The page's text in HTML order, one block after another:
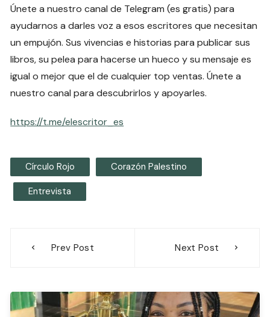
Únete a nuestro canal de Telegram (es gratis) para
ayudarnos a darles voz a esos escritores que necesitan
un empujón. Sus vivencias e historias para publicar sus
libros, su pelea para hacerse un hueco y su mensaje es
igual o mejor que el de cualquier top ventas. Únete a
nuestro canal para descubrirlos y apoyarles.
https://t.me/elescritor_es
Círculo Rojo Corazón Palestino
Entrevista
Prev Post Next Post